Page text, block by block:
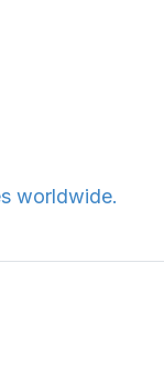
worldwide.